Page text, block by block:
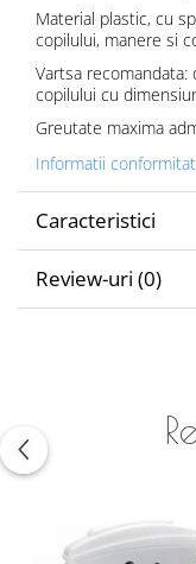
Material plastic, cu
copilului, manere si
Vartsa
copilului cu
Greutate maxima
Informatii
Caracteristici
Review-uri (0)